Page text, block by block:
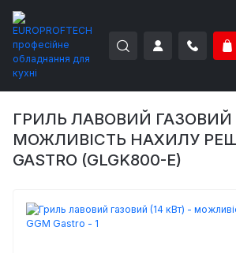
EUROPROFTECH
ГРИЛЬ ЛАВОВИЙ ГАЗОВИЙ
МОЖЛИВІСТЬ НАХИЛУ
GASTRO (GLGK800-E)